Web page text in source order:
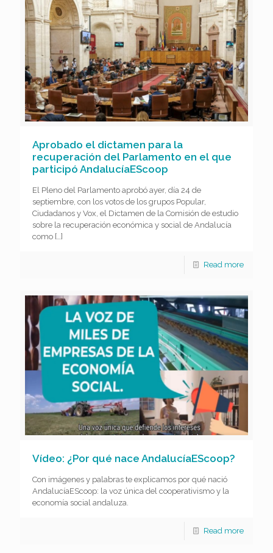
Aprobado el dictamen para la
recuperación del Parlamento en el que
participó AndalucíaEScoop
El Pleno del Parlamento aprobó ayer, día 24 de
septiembre, con los votos de los grupos Popular,
Ciudadanos y Vox, el Dictamen de la Comisión de estudio
sobre la recuperación económica y social de Andalucía
como […]
Read more
Vídeo: ¿Por qué nace AndalucíaEScoop?
Con imágenes y palabras te explicamos por qué nació
AndalucíaEScoop: la voz única del cooperativismo y la
economía social andaluza.
Read more